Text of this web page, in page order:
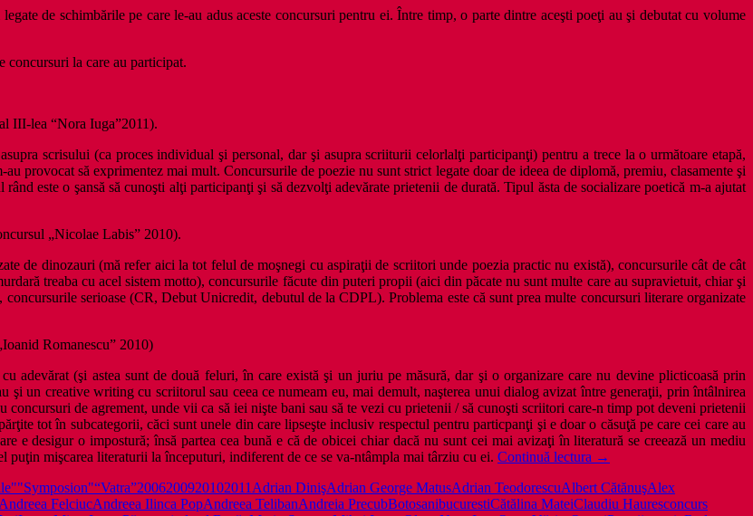
de schimbările pe care le-au adus aceste concursuri pentru ei. Între timp, o parte dintre aceşti poeţi au şi debutat cu volume
concursuri la care au participat.
III-lea “Nora Iuga”2011).
scrisului (ca proces individual şi personal, dar şi asupra scriiturii celorlalţi participanţi) pentru a trece la o următoare etapă,
provocat să exprimentez mai mult. Concursurile de poezie nu sunt strict legate doar de ideea de diplomă, premiu, clasamente şi
este o şansă să cunoşti alţi participanţi şi să dezvolţi adevărate prietenii de durată. Tipul ăsta de socializare poetică m-a ajutat
„Nicolae Labis” 2010).
de dinozauri (mă refer aici la tot felul de moşnegi cu aspiraţii de scriitori unde poezia practic nu există), concursurile cât de cât
treaba cu acel sistem motto), concursurile făcute din puteri propii (aici din păcate nu sunt multe care au supravietuit, chiar şi
serioase (CR, Debut Unicredit, debutul de la CDPL). Problema este că sunt prea multe concursuri literare organizate
Romanescu” 2010)
adevărat (şi astea sunt de două feluri, în care există şi un juriu pe măsură, dar şi o organizare care nu devine plicticoasă prin
şi un creative writing cu scriitorul sau ceea ce numeam eu, mai demult, naşterea unui dialog avizat între generaţii, prin întâlnirea
de agrement, unde vii ca să iei nişte bani sau să te vezi cu prietenii / să cunoşti scriitori care-n timp pot deveni prietenii
tot în subcategorii, căci sunt unele din care lipseşte inclusiv respectul pentru particpanţi şi e doar o căsuţă pe care cei care au
e desigur o impostură; însă partea cea bună e că de obicei chiar dacă nu sunt cei mai avizaţi în literatură se creează un mediu
puţin mişcarea literaturii la începuturi, indiferent de ce se va-ntâmpla mai târziu cu ei. Continuă lectura Debutul
poezie.
I.
→
"Symposion"“Vatra”2006200920102011Adrian DinişAdrian George MatusAdrian TeodorescuAlbert CătănuşAlex
FelciucAndreea Ilinca PopAndreea TelibanAndreia PrecubBotosanibucurestiCătălina MateiClaudiu Hauresconcurs